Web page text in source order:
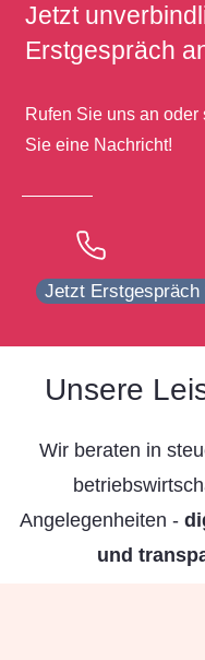
Jetzt
Erstgespräch
Rufen Sie uns an oder
Sie eine Nachricht!
Jetzt Erstgespräch
Unsere
Wir beraten in
Angelegenheiten -
und